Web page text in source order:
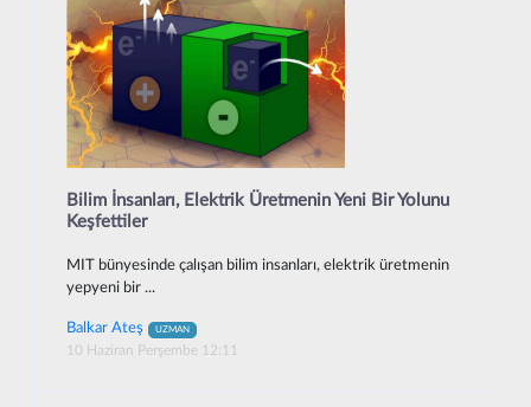
Bilim İnsanları, Elektrik Üretmenin Yeni Bir Yolunu
Keşfettiler
MIT bünyesinde çalışan bilim insanları, elektrik üretmenin
yepyeni bir ...
Balkar Ateş UZMAN
10 Haziran Perşembe 12:11